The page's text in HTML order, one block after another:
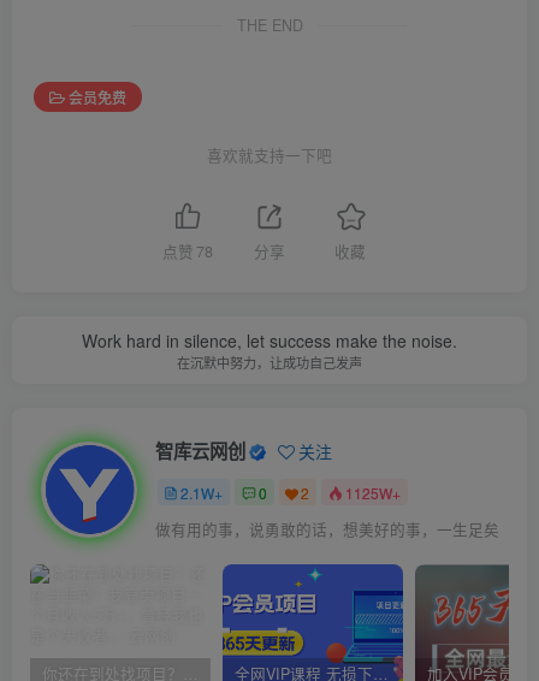
THE END
会员免费
喜欢就支持一下吧
点赞 78 分享 收藏
Work hard in silence, let success make the noise.
在沉默中努力，让成功自己发声
智库云网创 关注
2.1W+ 0 2 1125W+
做有用的事，说勇敢的话，想美好的事，一生足矣
你还在到处找项目？还在当韭菜？我靠卖项目一个月收入5万+，曾经我也是个失败者。 全网VIP课程 无损下载~